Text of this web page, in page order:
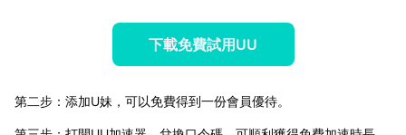
下載免費試用UU
第二步：添加U妹，可以免費得到一份會員優待。